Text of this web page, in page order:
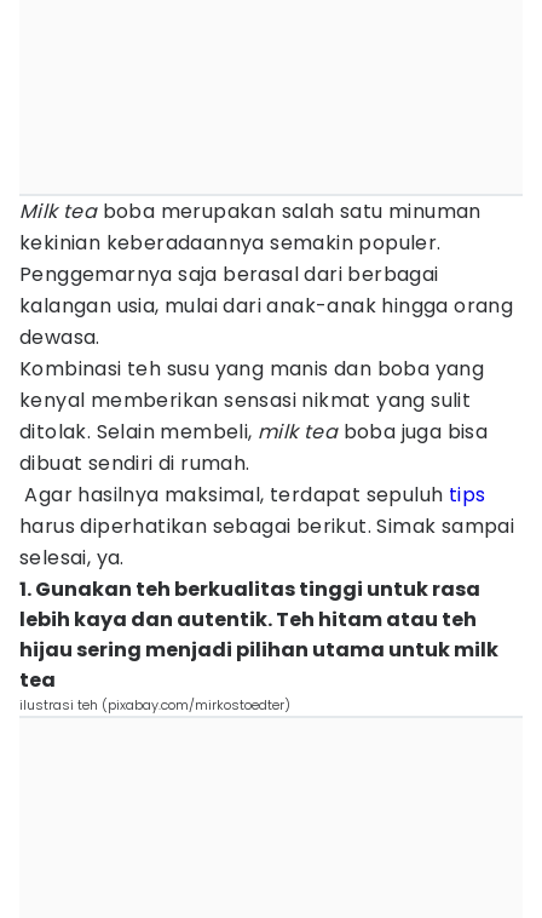
Milk teaboba merupakan salah satu minuman
kekinian keberadaannya semakin populer.
Penggemarnya saja berasal dari berbagai
kalangan usia, mulai dari anak-anak hingga orang
dewasa.
Kombinasi teh susu yang manis dan boba yang
kenyal memberikan sensasi nikmat yang sulit
ditolak. Selain membeli, milk teaboba juga bisa
dibuat sendiri di rumah.
Agar hasilnya maksimal, terdapat sepuluh tips
harus diperhatikan sebagai berikut. Simak sampai
selesai, ya.
1. Gunakan teh berkualitas tinggi untuk rasa
lebih kaya dan autentik. Teh hitam atau teh
hijau sering menjadi pilihan utama untuk milk
tea
ilustrasi teh (pixabay.com/mirkostoedter)